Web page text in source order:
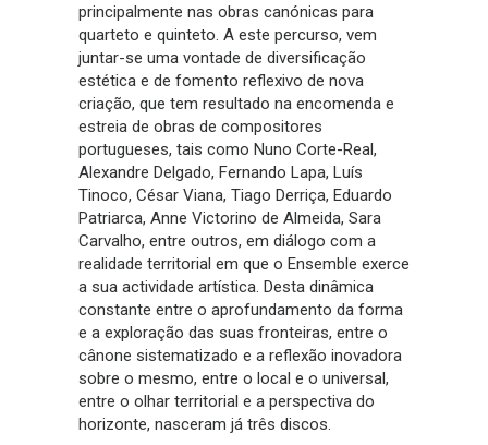
principalmente nas obras canónicas para
quarteto e quinteto. A este percurso, vem
juntar-se uma vontade de diversificação
estética e de fomento reflexivo de nova
criação, que tem resultado na encomenda e
estreia de obras de compositores
portugueses, tais como Nuno Corte-Real,
Alexandre Delgado, Fernando Lapa, Luís
Tinoco, César Viana, Tiago Derriça, Eduardo
Patriarca, Anne Victorino de Almeida, Sara
Carvalho, entre outros, em diálogo com a
realidade territorial em que o Ensemble exerce
a sua actividade artística. Desta dinâmica
constante entre o aprofundamento da forma
e a exploração das suas fronteiras, entre o
cânone sistematizado e a reflexão inovadora
sobre o mesmo, entre o local e o universal,
entre o olhar territorial e a perspectiva do
horizonte, nasceram já três discos.